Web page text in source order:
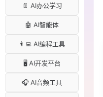
📄 AI办公学习
🤖 AI智能体
👨‍💻 AI编程工具
🖥️ AI开发平台
🎧 AI音频工具